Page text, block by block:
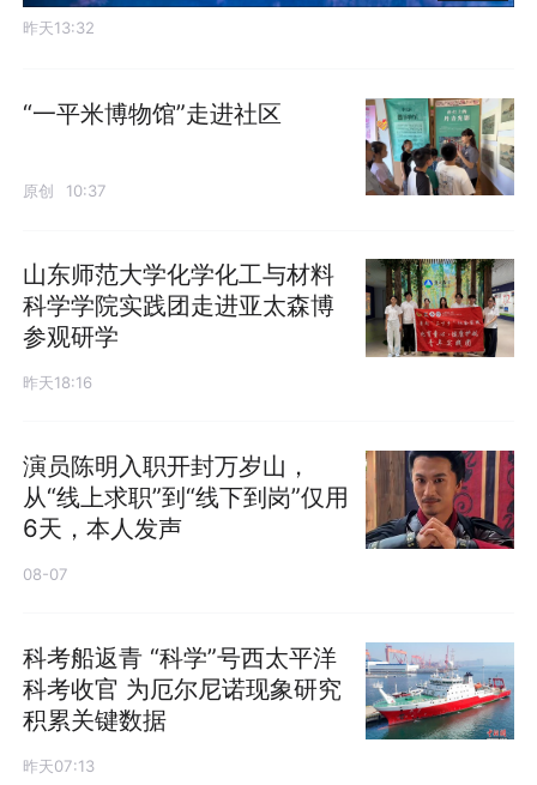
昨天13:32
“一平米博物馆”走进社区
原创 10:37
山东师范大学化学化工与材料
科学学院实践团走进亚太森博
参观研学
昨天18:16
演员陈明入职开封万岁山，
从“线上求职”到“线下到岗”仅用
6天，本人发声
08-07
科考船返青 “科学”号西太平洋
科考收官 为厄尔尼诺现象研究
积累关键数据
昨天07:13